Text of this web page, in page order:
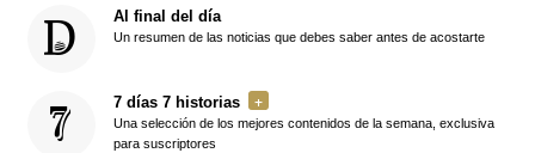
Al final del día
Un resumen de las noticias que debes saber antes de acostarte
7 días 7 historias
Una selección de los mejores contenidos de la semana, exclusiva
para suscriptores